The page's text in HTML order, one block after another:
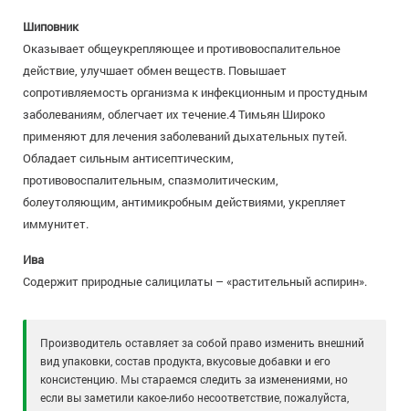
Шиповник
Оказывает общеукрепляющее и противовоспалительное
действие, улучшает обмен веществ. Повышает
сопротивляемость организма к инфекционным и простудным
заболеваниям, облегчает их течение.4 Тимьян Широко
применяют для лечения заболеваний дыхательных путей.
Обладает сильным антисептическим,
противовоспалительным, спазмолитическим,
болеутоляющим, антимикробным действиями, укрепляет
иммунитет.
Ива
Содержит природные салицилаты – «растительный аспирин».
Производитель оставляет за собой право изменить внешний
вид упаковки, состав продукта, вкусовые добавки и его
консистенцию. Мы стараемся следить за изменениями, но
если вы заметили какое-либо несоответствие, пожалуйста,